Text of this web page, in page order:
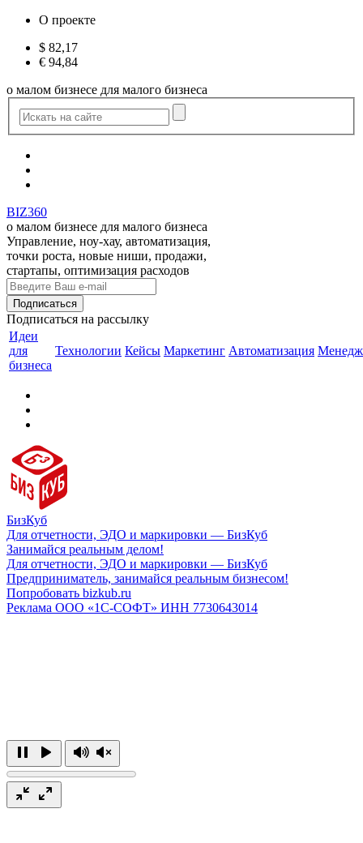
О проекте
$ 82,17
€ 94,84
о малом бизнесе для малого бизнеса
BIZ360
о малом бизнесе для малого бизнеса
Управление, ноу-хау, автоматизация,
точки роста, новые ниши, продажи,
стартапы, оптимизация расходов
Подписаться на рассылку
Идеи
для
бизнеса
Технологии Кейсы Маркетинг Автоматизация
БизКуб
Для отчетности, ЭДО и маркировки — БизКуб
Занимайся реальным делом!
Для отчетности, ЭДО и маркировки — БизКуб
Предприниматель, занимайся реальным бизнесом!
Попробовать bizkub.ru
Реклама ООО «1С-СОФТ» ИНН 7730643014